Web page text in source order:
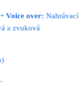
+Voice over: Nahrávací
a zvuková